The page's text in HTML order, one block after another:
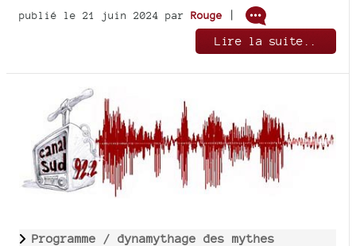
publié le 21 juin 2024 par Rouge
|
Lire la suite..
Programme / dynamythage des mythes